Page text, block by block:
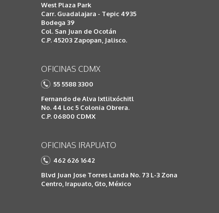
West Plaza Park
Carr. Guadalajara - Tepic 4935
Bodega 39
Col. San Juan de Ocotán
C.P. 45203 Zapopan, Jalisco.
OFICINAS CDMX
55 5588 3300
Fernando de Alva Ixtlilxóchitl
No. 44 Loc 5 Colonia Obrera.
C.P. 06800 CDMX
OFICINAS IRAPUATO
462 626 1642
Blvd Juan Jose Torres Landa No. 73 L-3 Zona
Centro, Irapuato, Gto, México